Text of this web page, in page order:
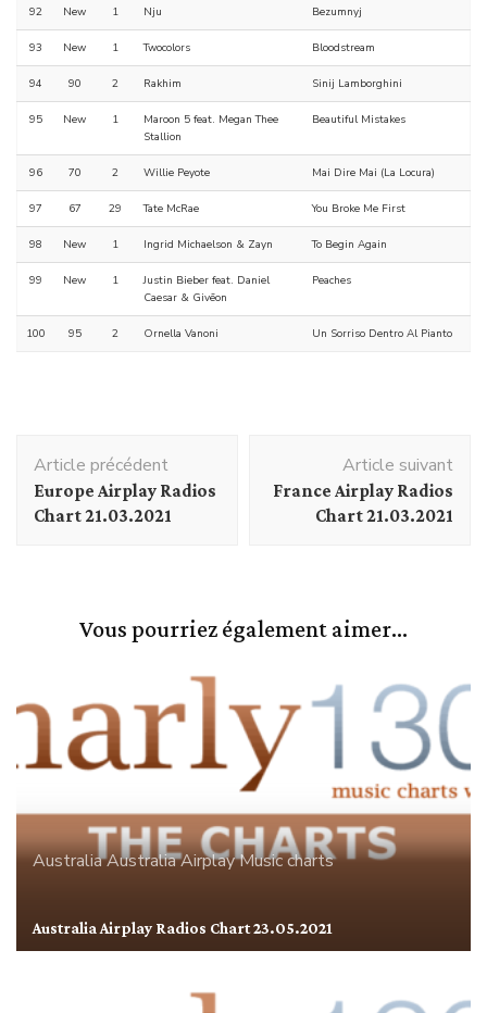
92 New 1 Nju Bezumnyj
93 New 1 Twocolors Bloodstream
94 90 2 Rakhim Sinij Lamborghini
95 New 1
Maroon 5 feat. Megan Thee
Stallion
Beautiful Mistakes
96 70 2 Willie Peyote Mai Dire Mai (La Locura)
97 67 29 Tate McRae You Broke Me First
98 New 1 Ingrid Michaelson & Zayn To Begin Again
99 New 1
Justin Bieber feat. Daniel
Caesar & Givēon
Peaches
100 95 2 Ornella Vanoni Un Sorriso Dentro Al Pianto
d'article
Article précédent
Europe Airplay Radios
Chart 21.03.2021
Article suivant
France Airplay Radios
Chart 21.03.2021
Vous pourriez également aimer...
AustraliaAustralia AirplayMusic charts
Australia Airplay Radios Chart 23.05.2021